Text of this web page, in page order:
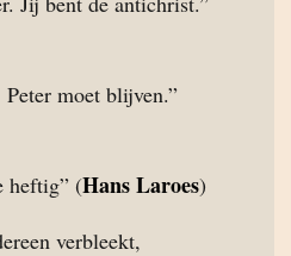
moet blijven.”
heftig” (Hans Laroes)
verbleekt,